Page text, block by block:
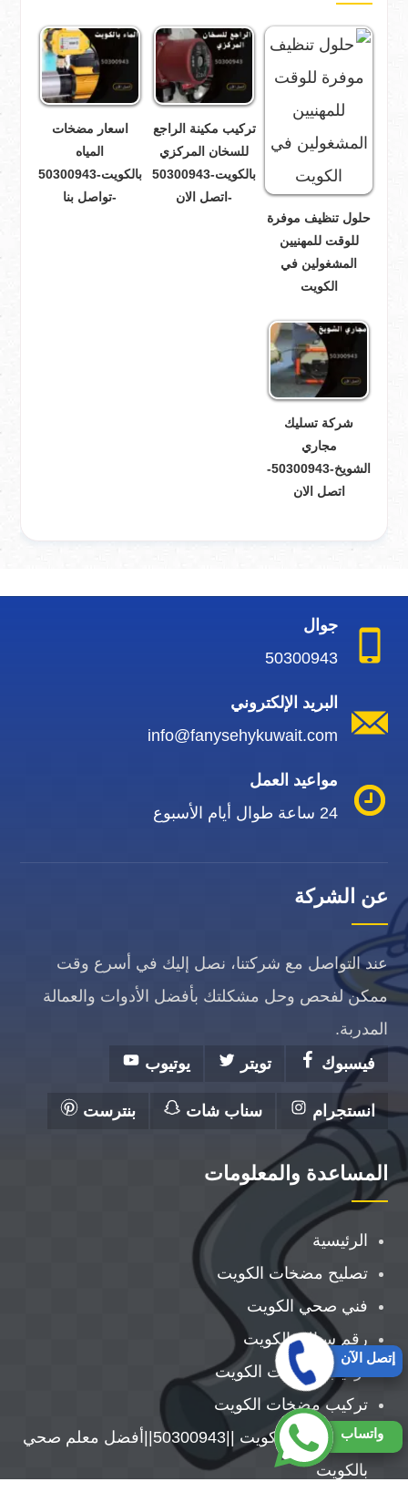
حلول تنظيف موفرة
للوقت للمهنيين
المشغولين في
الكويت
تركيب مكينة الراجع
للسخان المركزي
بالكويت-50300943
-اتصل الان
اسعار مضخات
المياه
بالكويت-50300943
-تواصل بنا
شركة تسليك
مجاري
الشويخ-50300943-
اتصل الان
جوال
50300943
البريد الإلكتروني
info@fanysehykuwait.com
مواعيد العمل
24 ساعة طوال أيام الأسبوع
عن الشركة
عند التواصل مع شركتنا، نصل إليك في أسرع وقت
ممكن لفحص وحل مشكلتك بأفضل الأدوات والعمالة
المدربة.
فيسبوك
تويتر يوتيوب
انستجرام سناب شات بنترست
المساعدة والمعلومات
الرئيسية
تصليح مضخات الكويت
فني صحي الكويت
رقم سباك بالكويت
تركيب سخانات الكويت
تركيب مضخات الكويت
معلم صحي الكويت ||50300943||أفضل معلم صحي
بالكويت
واتساب
إتصل الآن